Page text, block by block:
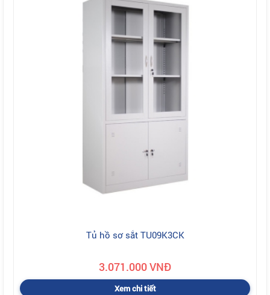
Tủ hồ sơ sắt TU09K3CK
3.071.000 VNĐ
Xem chi tiết